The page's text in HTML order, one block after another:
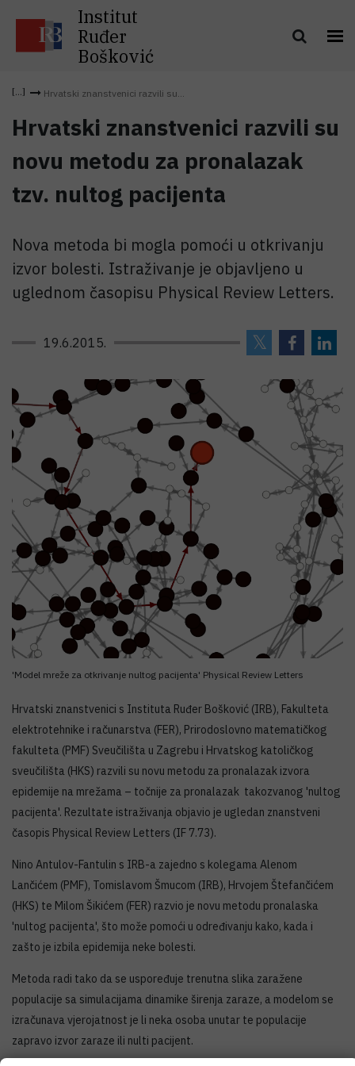
Institut
Ruđer
Bošković
Hrvatski znanstvenici razvili su...
Hrvatski znanstvenici razvili su
novu metodu za pronalazak
tzv. nultog pacijenta
Nova metoda bi mogla pomoći u otkrivanju
izvor bolesti. Istraživanje je objavljeno u
uglednom časopisu Physical Review Letters.
19.6.2015.
'Model mreže za otkrivanje nultog pacijenta' Physical Review Letters
Hrvatski znanstvenici s Instituta Ruđer Bošković (IRB), Fakulteta
elektrotehnike i računarstva (FER), Prirodoslovno matematičkog
fakulteta (PMF) Sveučilišta u Zagrebu i Hrvatskog katoličkog
sveučilišta (HKS) razvili su novu metodu za pronalazak izvora
epidemije na mrežama – točnije za pronalazak takozvanog 'nultog
pacijenta'. Rezultate istraživanja objavio je ugledan znanstveni
časopis Physical Review Letters (IF 7.73).
Nino Antulov-Fantulin s IRB-a zajedno s kolegama Alenom
Lančićem (PMF), Tomislavom Šmucom (IRB), Hrvojem Štefančićem
(HKS) te Milom Šikićem (FER) razvio je novu metodu pronalaska
'nultog pacijenta', što može pomoći u određivanju kako, kada i
zašto je izbila epidemija neke bolesti.
Metoda radi tako da se uspoređuje trenutna slika zaražene
populacije sa simulacijama dinamike širenja zaraze, a modelom se
izračunava vjerojatnost je li neka osoba unutar te populacije
zapravo izvor zaraze ili nulti pacijent.